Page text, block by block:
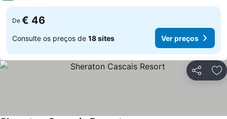
De € 46
Consulte os preços de 18 sites Ver preços
Partilhar